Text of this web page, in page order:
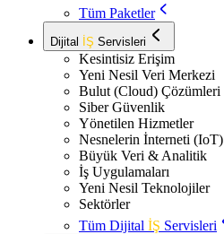
Tüm Paketler
Dijital İŞ Servisleri
Kesintisiz Erişim
Yeni Nesil Veri Merkezi
Bulut (Cloud) Çözümleri
Siber Güvenlik
Yönetilen Hizmetler
Nesnelerin İnterneti (IoT)
Büyük Veri & Analitik
İş Uygulamaları
Yeni Nesil Teknolojiler
Sektörler
Tüm Dijital İŞ Servisleri